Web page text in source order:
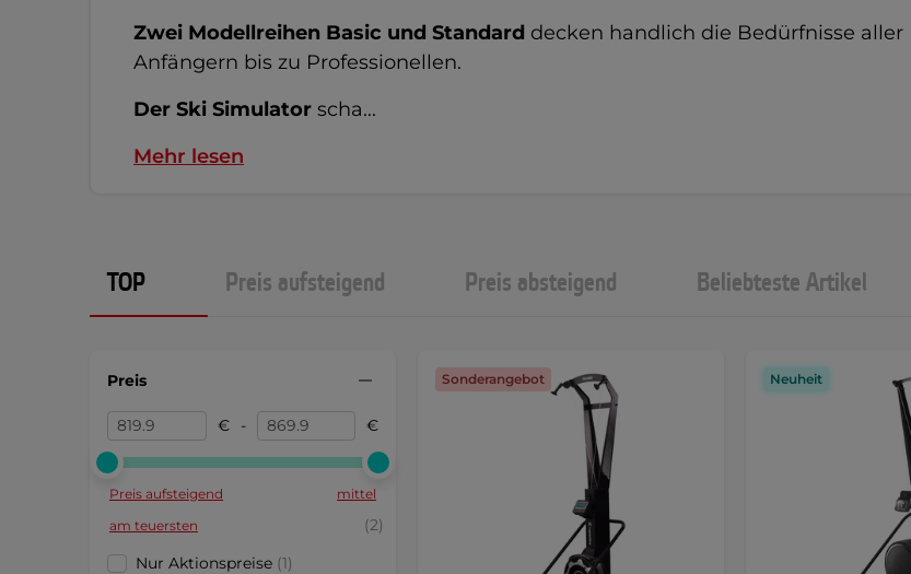
Zwei Modellreihen Basic und Standard decken handlich die Bedürfnisse
Anfängern bis zu Professionellen.
Der Ski Simulator scha...
Mehr lesen
TOP Preis aufsteigend Preis absteigend Beliebteste Artikel
Preis
€ - €
Preis aufsteigend
mittel
am teuersten
(2)
Nur Aktionspreise (1)
Sonderangebot Neuheit